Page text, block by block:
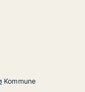
Kommune